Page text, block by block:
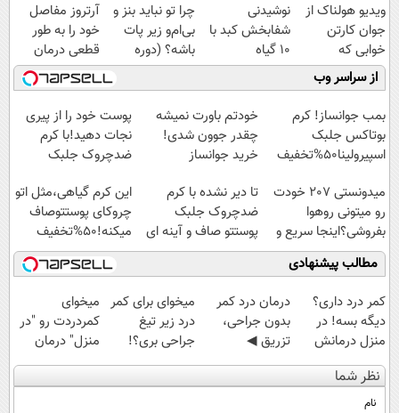
ویدیو هولناک از
جوان کارتن
خوابی که
میلیاردر شد.
آموزش رایگان
نوشیدنی
شفابخش کبد با
10 گیاه
موثر(تخفیف تا
امشب)
چرا تو نباید بنز و
بی‌ام‌و زیر پات
باشه؟ (دوره
رایگان درآمد
میلیاردی)
آرتروز مفاصل
خود را به طور
قطعی درمان
کنید!
◗پرسش‌نامه◖
از سراسر وب
بمب جوانساز! کرم
بوتاکس جلبک
اسپیرولینا50%تخفیف
خودتم باورت نمیشه
چقدر جوون شدی!
خرید جوانساز
ویژه
پوست خود را از پیری
نجات دهید!با کرم
ضدچروک جلبک
میدونستی 207 خودت
رو میتونی روهوا
بفروشی؟اینجا سریع و
راحت بفروش
تا دیر نشده با کرم
ضدچروک جلبک
پوستتو صاف و آینه ای
کن!
این کرم گیاهی،مثل اتو
چروکای پوستتوصاف
میکنه!50%تخفیف
مطالب پیشنهادی
کمر درد داری؟
دیگه بسه! در
منزل درمانش
کن
(◀پرسش‌نامه)
درمان درد کمر
بدون جراحی،
تزریق ◀
پرسش‌نامه رو پر
کن ▶
میخوای برای کمر
درد زیر تیغ
جراحی بری؟!
◗پرسش‌نامه رو
پر کن◖
میخوای
کمردردت رو "در
منزل" درمان
کنی؟ (◂فیلم +
◂پرسش‌نامه)
نظر شما
نام